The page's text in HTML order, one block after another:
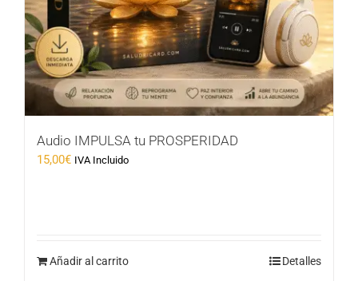
Audio IMPULSA tu PROSPERIDAD
15,00€ IVA Incluido
Añadir al carrito Detalles